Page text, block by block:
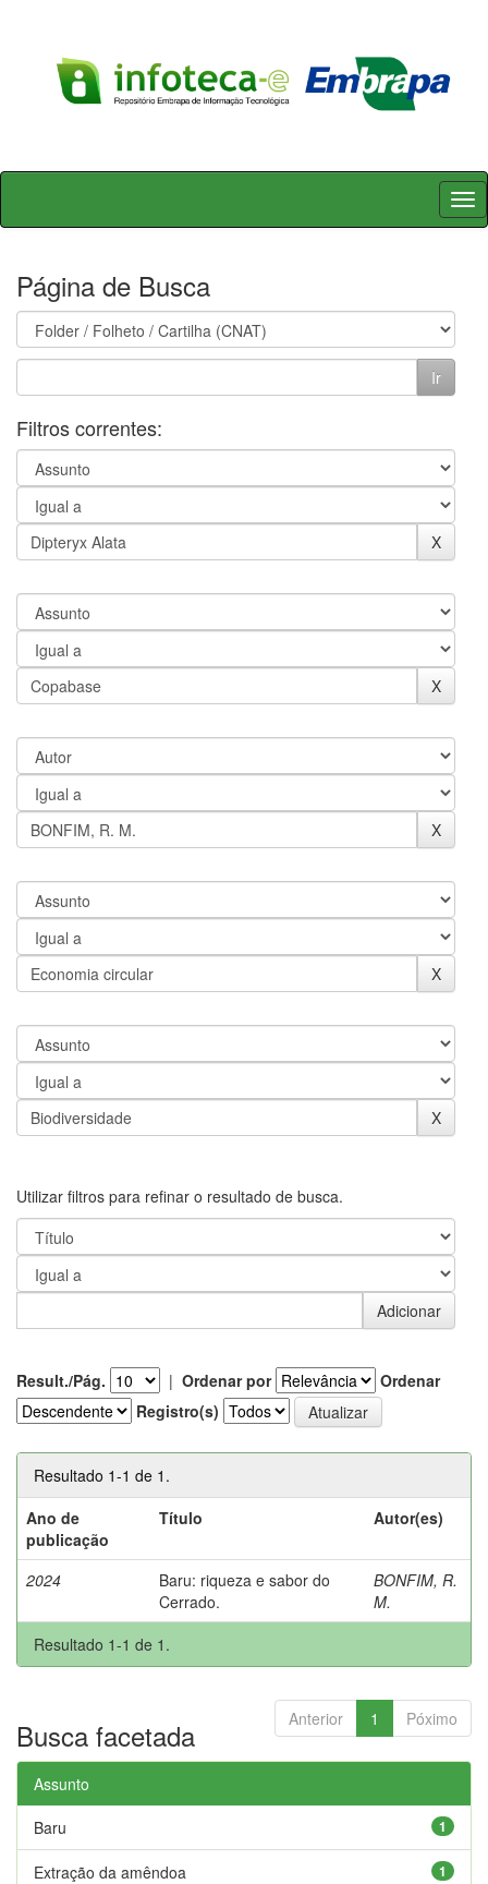
Skip
Página de Busca
Filtros correntes:
Utilizar filtros para refinar o resultado de busca.
Result./Pág. | Ordenar por
Ordenar
Registro(s)
Resultado 1-1 de 1.
Ano de
publicação
Título Autor(es)
2024
Baru: riqueza e sabor do
Cerrado.
BONFIM, R.
M.
Resultado 1-1 de 1.
Anterior 1 Póximo
Busca facetada
Assunto
1
Baru
1
Extração da amêndoa